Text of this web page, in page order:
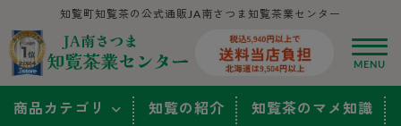
知覧町知覧茶の公式通販JA南さつま知覧茶業センター
商品カテゴリ 知覧の紹介 知覧茶のマメ知識